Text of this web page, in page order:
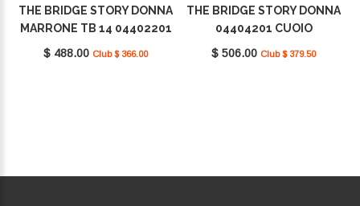
THE BRIDGE STORY DONNA
MARRONE TB 14 04402201
$ 488.00 Club $ 366.00
THE BRIDGE STORY DONNA
04404201 CUOIO
$ 506.00 Club $ 379.50